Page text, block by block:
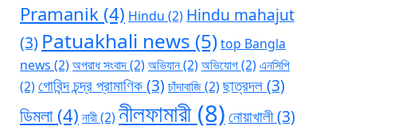
Pramanik (4) Hindu (2) Hindu mahajut
(3) Patuakhali news (5)top Bangla
news (2) অপরাধ সংবাদ(2) অভিযান(2) অভিযোগ(2) এনসিপি
(2) গোবিন্দ চন্দ্র প্রামাণিক(3) চাঁদাবাজি(2) ছাত্রদল(3)
ডিমলা(4) নারী(2) নীলফামারী(8)নোয়াখালী(3)